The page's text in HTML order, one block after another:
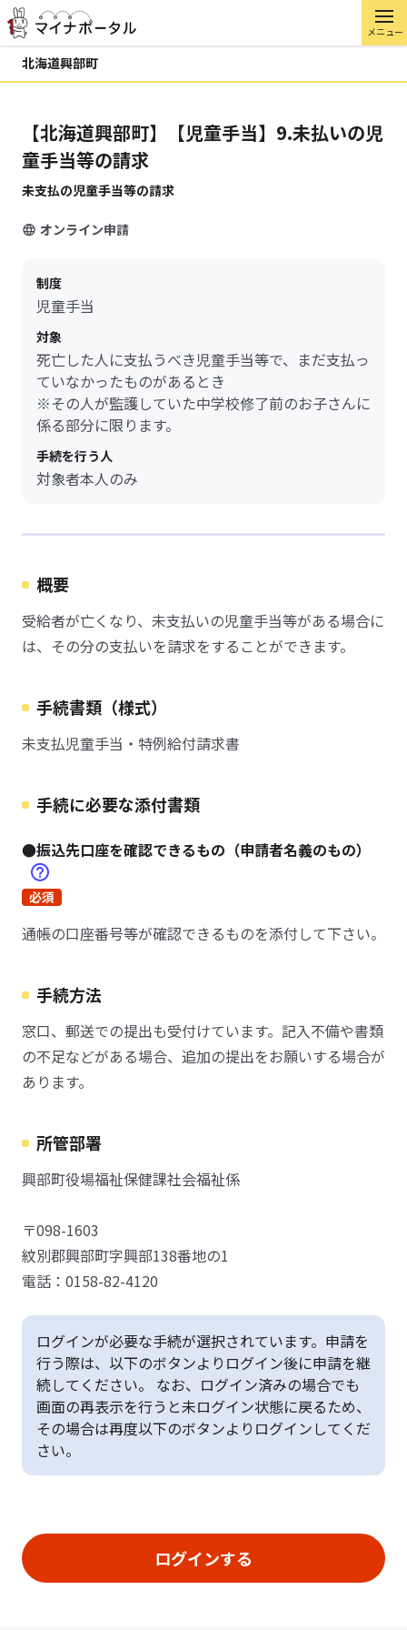
メニュー
北海道興部町
【北海道興部町】【児童手当】9.未払いの児
童手当等の請求
未支払の児童手当等の請求
オンライン申請
制度
児童手当
対象
死亡した人に支払うべき児童手当等で、まだ支払っ
ていなかったものがあるとき
※その人が監護していた中学校修了前のお子さんに
係る部分に限ります。
手続を行う人
対象者本人のみ
概要
受給者が亡くなり、未支払いの児童手当等がある場合に
は、その分の支払いを請求をすることができます。
手続書類（様式）
未支払児童手当・特例給付請求書
手続に必要な添付書類
●振込先口座を確認できるもの（申請者名義のもの）
必須
通帳の口座番号等が確認できるものを添付して下さい。
手続方法
窓口、郵送での提出も受付けています。記入不備や書類
の不足などがある場合、追加の提出をお願いする場合が
あります。
所管部署
興部町役場福祉保健課社会福祉係
〒098-1603
紋別郡興部町字興部138番地の1
電話：0158-82-4120
ログインが必要な手続が選択されています。申請を
行う際は、以下のボタンよりログイン後に申請を継
続してください。 なお、ログイン済みの場合でも
画面の再表示を行うと未ログイン状態に戻るため、
その場合は再度以下のボタンよりログインしてくだ
さい。